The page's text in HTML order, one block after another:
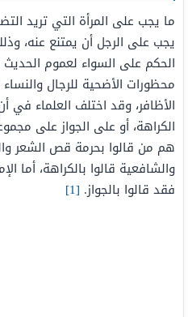
ما يجب على المرأة التي تريد
يجب على الرجل أن يمتنع عنه،
الحكم على السواء لعموم
محظورات الأضحية للرجال
الأظافر، وقد اختلف العلماء في
الكراهة، أو على الجواز على
هم من قالوا بحرمة قص الشعر
والشافعية قالوا بالكراهة، أما
فقد قالوا بالجواز. [1]